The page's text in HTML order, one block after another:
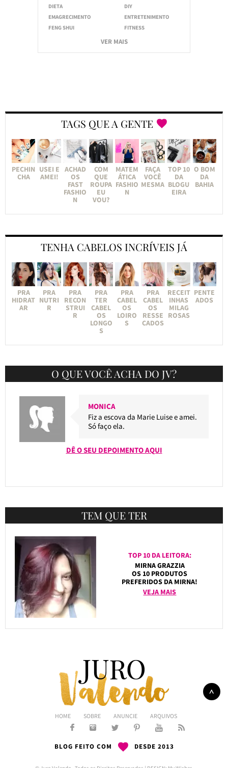
DIETA
DIY
EMAGRECIMENTO
ENTRETENIMENTO
FENG SHUI
FITNESS
VER MAIS
TAGS QUE A GENTE
PECHIN
CHA
USEI E
AMEI!
ACHAD
OS
FAST
FASHIO
N
COM
QUE
ROUPA
EU
VOU?
MATEM
ÁTICA
FASHIO
N
FAÇA
VOCÊ
MESMA
TOP 10
DA
BLOGU
EIRA
O BOM
DA
BAHIA
TENHA CABELOS INCRÍVEIS JÁ
PRA
HIDRAT
AR
PRA
NUTRI
R
PRA
RECON
STRUI
R
PRA
TER
CABEL
OS
LONGO
S
PRA
CABEL
OS
LOIRO
S
PRA
CABEL
OS
RESSE
CADOS
RECEIT
INHAS
MILAG
ROSAS
PENTE
ADOS
O QUE VOCÊ ACHA DO JV?
MONICA
Fiz a escova da Marie Luise e amei.
Só faço ela.
DÊ O SEU DEPOIMENTO AQUI
TEM QUE TER
TOP 10 DA LEITORA:
MIRNA GRAZZIA
OS 10 PRODUTOS
PREFERIDOS DA MIRNA!
VEJA MAIS
HOME SOBRE ANUNCIE ARQUIVOS
BLOG FEITO COM DESDE 2013